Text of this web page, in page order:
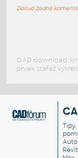
Kávovar
Dosud žádné
CAD download:
prvek stafáž